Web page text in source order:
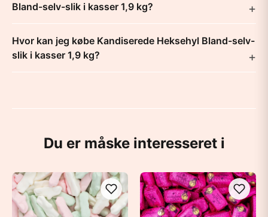
Bland-selv-slik i kasser 1,9 kg?
Hvor kan jeg købe Kandiserede Heksehyl Bland-selv-
slik i kasser 1,9 kg?
Du er måske interesseret i